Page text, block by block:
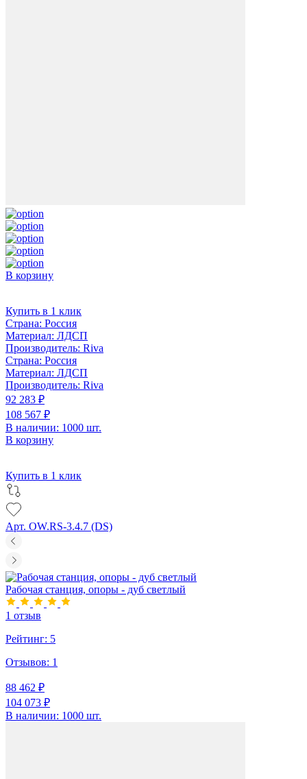
В корзину
Купить в 1 клик
Страна: Россия
Материал: ЛДСП
Производитель: Riva
Страна: Россия
Материал: ЛДСП
Производитель: Riva
92 283 ₽
108 567 ₽
В наличии: 1000 шт.
В корзину
Купить в 1 клик
Арт. OW.RS-3.4.7 (DS)
Рабочая станция, опоры - дуб светлый
1 отзыв
Рейтинг: 5
Отзывов: 1
88 462 ₽
104 073 ₽
В наличии: 1000 шт.